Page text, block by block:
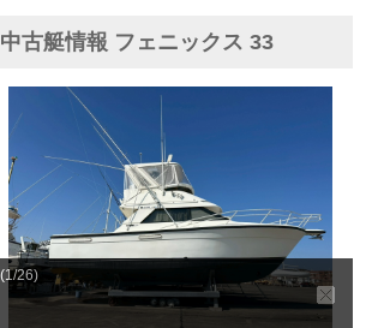
中古艇情報 フェニックス 33